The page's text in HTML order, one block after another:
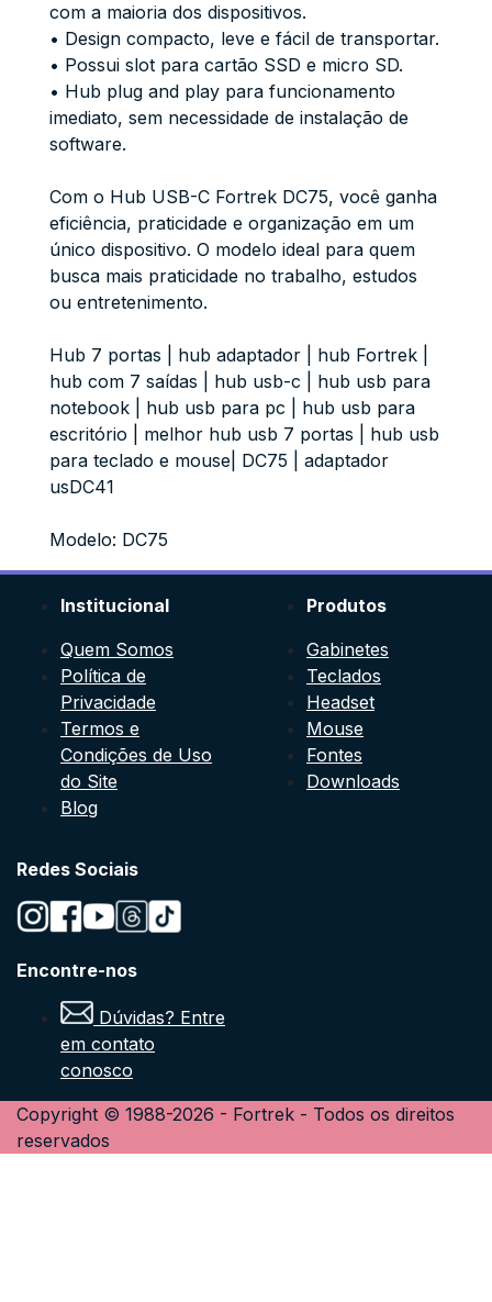
com a maioria dos dispositivos.
• Design compacto, leve e fácil de transportar.
• Possui slot para cartão SSD e micro SD.
• Hub plug and play para funcionamento
imediato, sem necessidade de instalação de
software.
Com o Hub USB-C Fortrek DC75, você ganha
eficiência, praticidade e organização em um
único dispositivo. O modelo ideal para quem
busca mais praticidade no trabalho, estudos
ou entretenimento.
Hub 7 portas | hub adaptador | hub Fortrek |
hub com 7 saídas | hub usb-c | hub usb para
notebook | hub usb para pc | hub usb para
escritório | melhor hub usb 7 portas | hub usb
para teclado e mouse| DC75 | adaptador
usDC41
Modelo: DC75
Institucional
Quem Somos
Política de
Privacidade
Termos e
Condições de Uso
do Site
Blog
Produtos
Gabinetes
Teclados
Headset
Mouse
Fontes
Downloads
Redes Sociais
Encontre-nos
Dúvidas? Entre
em contato
conosco
Copyright © 1988-2026 - Fortrek - Todos os direitos
reservados